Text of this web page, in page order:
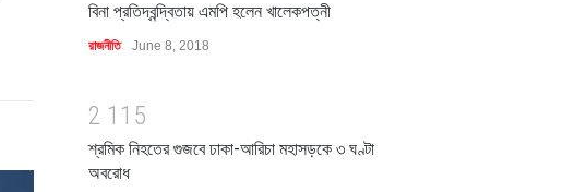
বিনা প্রতিদ্বন্দ্বিতায় এমপি হলেন খালেকপত্নী
রাজনীতি June 8, 2018
2 1 1 5
শ্রমিক নিহতের গুজবে ঢাকা-আরিচা মহাসড়কে ৩ ঘণ্টা
অবরোধ